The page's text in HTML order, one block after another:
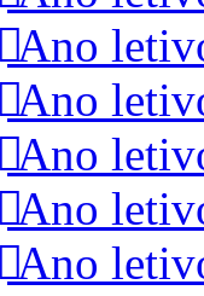
Ano
Ano
Ano
Ano
Ano